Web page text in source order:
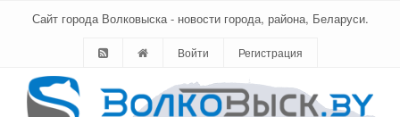
Сайт города Волковыска - новости города, района, Беларуси.
Войти Регистрация